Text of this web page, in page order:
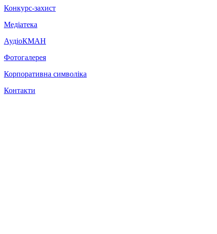
Конкурс-захист
Медіатека
АудіоКМАН
Фотогалерея
Корпоративна символіка
Контакти